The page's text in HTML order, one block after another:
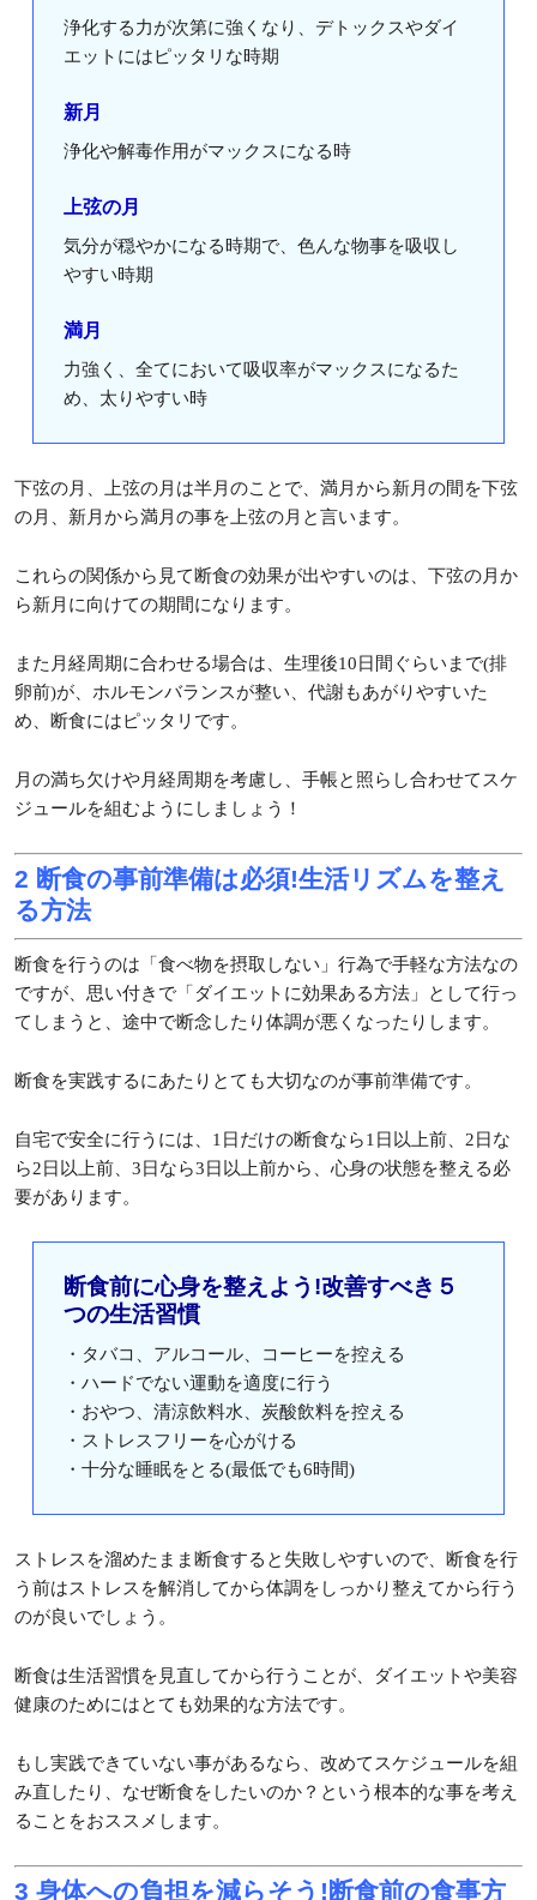
浄化する力が次第に強くなり、デトックスやダイ
エットにはピッタリな時期
新月
浄化や解毒作用がマックスになる時
上弦の月
気分が穏やかになる時期で、色んな物事を吸収し
やすい時期
満月
力強く、全てにおいて吸収率がマックスになるた
め、太りやすい時
下弦の月、上弦の月は半月のことで、満月から新月の間を下弦
の月、新月から満月の事を上弦の月と言います。
これらの関係から見て断食の効果が出やすいのは、下弦の月か
ら新月に向けての期間になります。
また月経周期に合わせる場合は、生理後10日間ぐらいまで(排
卵前)が、ホルモンバランスが整い、代謝もあがりやすいた
め、断食にはピッタリです。
月の満ち欠けや月経周期を考慮し、手帳と照らし合わせてスケ
ジュールを組むようにしましょう！
2 断食の事前準備は必須!生活リズムを整え
る方法
断食を行うのは「食べ物を摂取しない」行為で手軽な方法なの
ですが、思い付きで「ダイエットに効果ある方法」として行っ
てしまうと、途中で断念したり体調が悪くなったりします。
断食を実践するにあたりとても大切なのが事前準備です。
自宅で安全に行うには、1日だけの断食なら1日以上前、2日な
ら2日以上前、3日なら3日以上前から、心身の状態を整える必
要があります。
断食前に心身を整えよう!改善すべき５
つの生活習慣
・タバコ、アルコール、コーヒーを控える
・ハードでない運動を適度に行う
・おやつ、清涼飲料水、炭酸飲料を控える
・ストレスフリーを心がける
・十分な睡眠をとる(最低でも6時間)
ストレスを溜めたまま断食すると失敗しやすいので、断食を行
う前はストレスを解消してから体調をしっかり整えてから行う
のが良いでしょう。
断食は生活習慣を見直してから行うことが、ダイエットや美容
健康のためにはとても効果的な方法です。
もし実践できていない事があるなら、改めてスケジュールを組
み直したり、なぜ断食をしたいのか？という根本的な事を考え
ることをおススメします。
3 身体への負担を減らそう!断食前の食事方